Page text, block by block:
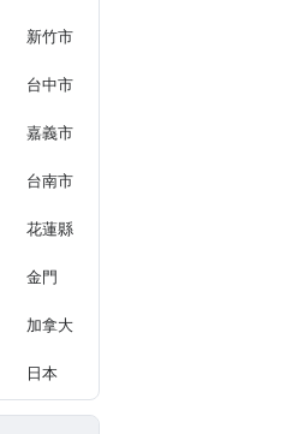
新竹市
台中市
嘉義市
台南市
花蓮縣
金門
加拿大
日本